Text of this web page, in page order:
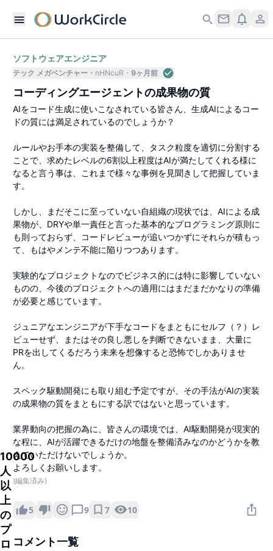
10000
人
以
上
の
プ
ロ
ソフトウェアエンジニア
テック メガベンチャー nHNcuR 9ヶ月前
コーディングエージェントの成果物の質
AIをコード生成に使いこなされている皆さん、生成AIによるコー
ドの質には満足されているのでしょうか？
ルールやお手本の実装を整備して、タスク粒度を適切に分割する
ことで、求めたレベルの6割以上程度はAIが満たしてくれる様に
なると言う事は、これまで様々な事例を見聞きして把握していま
す。
しかし、まだそこに至っていない自組織の現状では、AIによる成
果物が、DRYや単一責任と言った基本的なプログラミング原則に
も則っておらず、コードレビューが追いつかずにそれらが積もっ
て、もはやメンテ不能に陥りつつあります。
実験的なプロジェクトなのでビジネス的には特に影響していない
ものの、今後のプロジェクトへの適用にはまだまだかなりの準備
が必要と感じています。
ジュニアなエンジニアが下手なコードをまともにセルフ（？）レ
ビューせず、またはその良し悪しを判断できないまま、大量に
PRを出してくるだろう未来を想像すると恐怖でしかありませ
ん。
スペック駆動開発にも取り組む予定ですが、その手法がAIの実装
の成果物の質をまともにする訳ではないと思っています。
業界動向の把握の為に、皆さんの環境では、AI駆動開発が現実的
な程に、AIが活躍できるだけの地盤を整備済みなのかどうかを教
えていただけないでしょうか。
よろしくお願いします。
(編集済み)
5 9 7 10
コメント一覧